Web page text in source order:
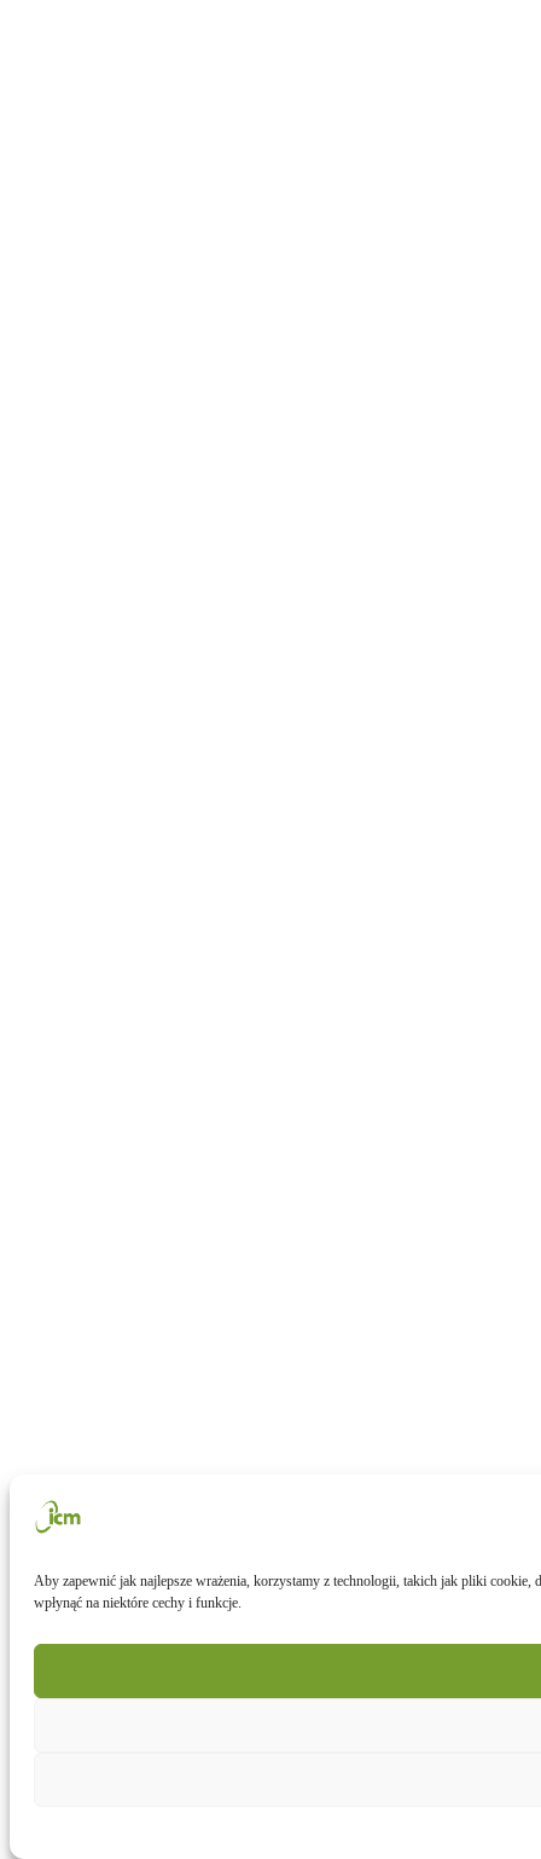
Aby zapewnić jak najlepsze wrażenia, korzystamy z technologii, takich jak pliki
wpłynąć na niektóre cechy i funkcje.